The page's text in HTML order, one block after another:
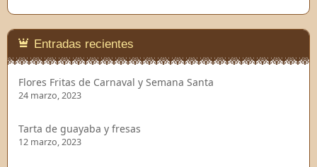
Entradas recientes
Flores Fritas de Carnaval y Semana Santa
24 marzo, 2023
Tarta de guayaba y fresas
12 marzo, 2023